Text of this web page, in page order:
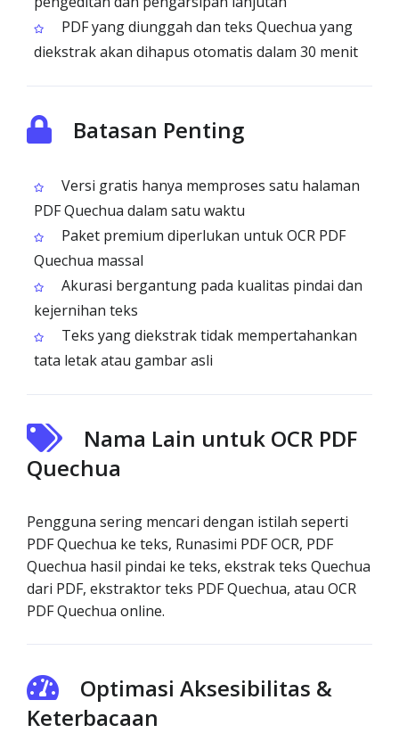
PDF yang diunggah dan teks Quechua yang
diekstrak akan dihapus otomatis dalam 30 menit
Batasan Penting
Versi gratis hanya memproses satu halaman
PDF Quechua dalam satu waktu
Paket premium diperlukan untuk OCR PDF
Quechua massal
Akurasi bergantung pada kualitas pindai dan
kejernihan teks
Teks yang diekstrak tidak mempertahankan
tata letak atau gambar asli
Nama Lain untuk OCR PDF
Quechua
Pengguna sering mencari dengan istilah seperti
PDF Quechua ke teks, Runasimi PDF OCR, PDF
Quechua hasil pindai ke teks, ekstrak teks Quechua
dari PDF, ekstraktor teks PDF Quechua, atau OCR
PDF Quechua online.
Optimasi Aksesibilitas &
Keterbacaan